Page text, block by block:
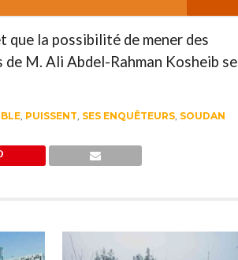
que la possibilité de mener des
M. Ali Abdel-Rahman Kosheib se
, PUISSENT SES ENQUÊTEURS, SOUDAN